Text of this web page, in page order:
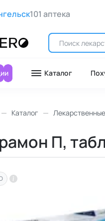
101 аптека
Каталог
Каталог
П,